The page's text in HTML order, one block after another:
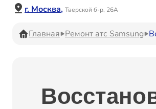
г. Москва, Тверской б-р, 26А
Главная Ремонт атс Samsung
Ремонт Наушников
Ремонт Холодильников